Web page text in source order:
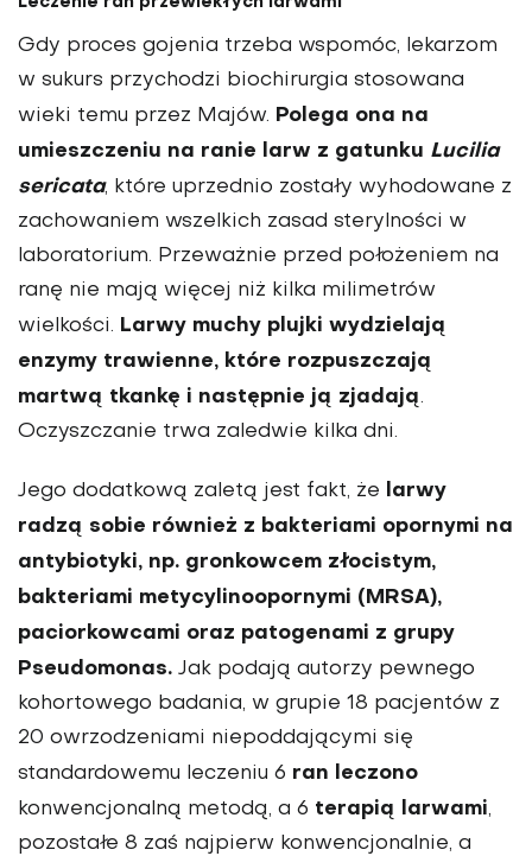
Leczenie ran przewlekłych larwami
Gdy proces gojenia trzeba wspomóc, lekarzom
w sukurs przychodzi biochirurgia stosowana
wieki temu przez Majów. Polega ona na
umieszczeniu na ranie larw z gatunku Lucilia
sericata, które uprzednio zostały wyhodowane z
zachowaniem wszelkich zasad sterylności w
laboratorium. Przeważnie przed położeniem na
ranę nie mają więcej niż kilka milimetrów
wielkości. Larwy muchy plujki wydzielają
enzymy trawienne, które rozpuszczają
martwą tkankę i następnie ją zjadają.
Oczyszczanie trwa zaledwie kilka dni.
Jego dodatkową zaletą jest fakt, że
larwy
radzą sobie również z bakteriami opornymi na
antybiotyki, np. gronkowcem złocistym,
bakteriami metycylinoopornymi (MRSA),
paciorkowcami oraz patogenami z grupy
Pseudomonas. Jak podają autorzy pewnego
kohortowego badania, w grupie 18 pacjentów z
20 owrzodzeniami niepoddającymi się
standardowemu leczeniu 6 ran leczono
konwencjonalną metodą, a 6 terapią larwami,
pozostałe 8 zaś najpierw konwencjonalnie, a